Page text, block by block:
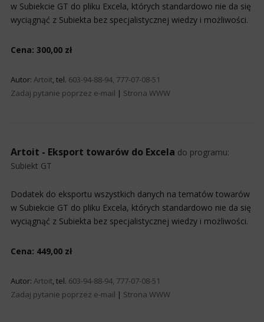
w Subiekcie GT do pliku Excela, których standardowo nie da się
wyciągnąć z Subiekta bez specjalistycznej wiedzy i możliwości.
Cena: 300,00 zł
Autor: Artoit, tel. 603-94-88-94, 777-07-08-51
Zadaj pytanie poprzez e-mail | Strona WWW
Artoit - Eksport towarów do Excela do programu:
Subiekt GT
Dodatek do eksportu wszystkich danych na tematów towarów
w Subiekcie GT do pliku Excela, których standardowo nie da się
wyciągnąć z Subiekta bez specjalistycznej wiedzy i możliwości.
Cena: 449,00 zł
Autor: Artoit, tel. 603-94-88-94, 777-07-08-51
Zadaj pytanie poprzez e-mail | Strona WWW